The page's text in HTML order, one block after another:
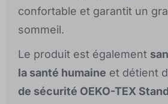
confortable et garantit un
sommeil.
Le produit est également
la santé humaine et détient
de sécurité OEKO-TEX